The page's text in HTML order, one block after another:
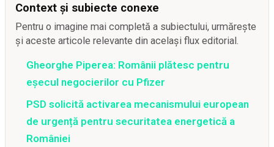
Context și subiecte conexe
Pentru o imagine mai completă a subiectului, urmărește
și aceste articole relevante din același flux editorial.
Gheorghe Piperea: Românii plătesc pentru
eșecul negocierilor cu Pfizer
PSD solicită activarea mecanismului european
de urgență pentru securitatea energetică a
României